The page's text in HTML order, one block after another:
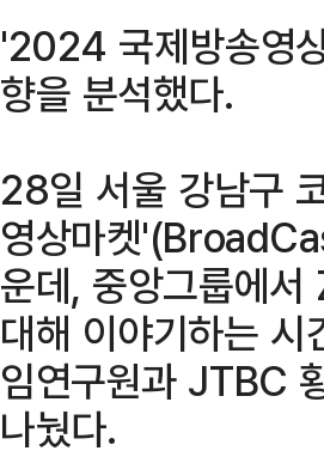
'2024 국제방송영
향을 분석했다.
28일 서울 강남구
영상마켓
운데, 중앙그룹에
대해 이야기하는
임연구원과 JTBC
나눴다.